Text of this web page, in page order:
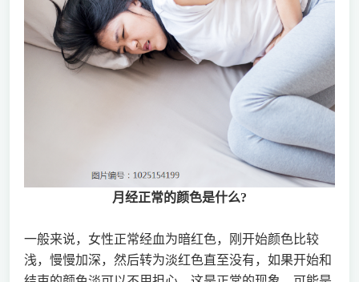
月经正常的颜色是什么?
一般来说，女性正常经血为暗红色，刚开始颜色比较
浅，慢慢加深，然后转为淡红色直至没有，如果开始和